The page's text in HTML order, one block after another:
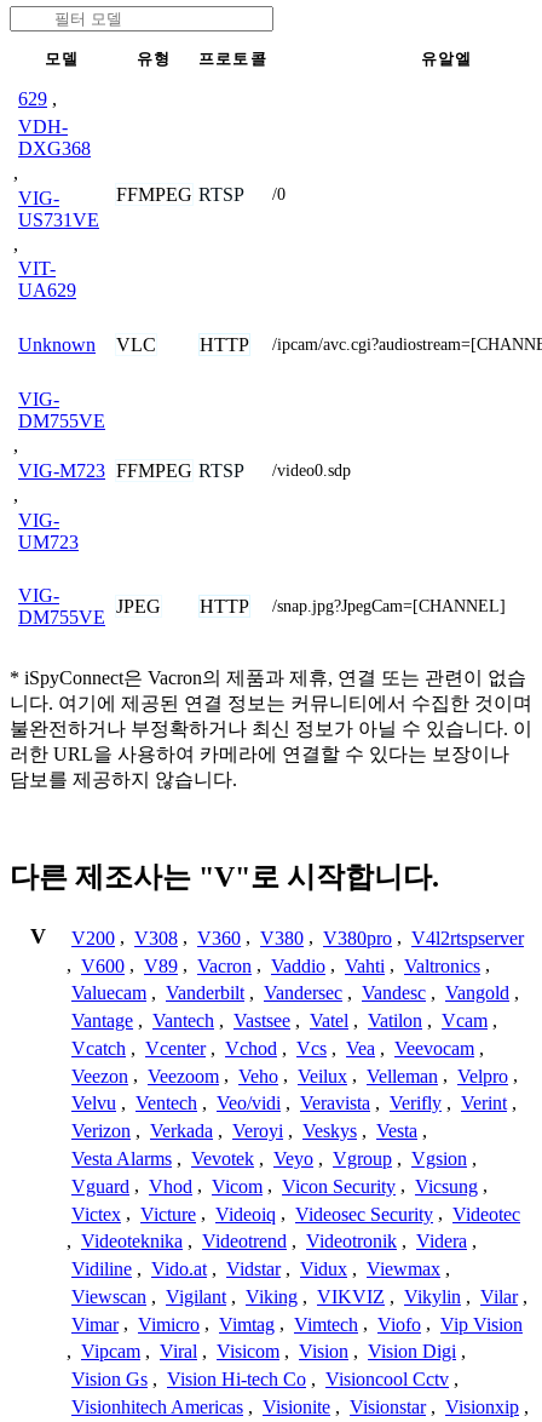
모델 유형 프로토콜 유알엘
629 ,
VDH-
DXG368
,
VIG-
US731VE
,
VIT-
UA629
FFMPEG RTSP /0
Unknown VLC HTTP /ipcam/
VIG-
DM755VE
,
VIG-M723
,
VIG-
UM723
FFMPEG RTSP /video0.sdp
VIG-
DM755VE
JPEG HTTP /snap.jpg?JpegCam=[CHANNEL]
* iSpyConnect은 Vacron의 제품과 제휴, 연결 또는 관련이 없습
니다. 여기에 제공된 연결 정보는 커뮤니티에서 수집한 것이며
불완전하거나 부정확하거나 최신 정보가 아닐 수 있습니다. 이
러한 URL을 사용하여 카메라에 연결할 수 있다는 보장이나
담보를 제공하지 않습니다.
다른 제조사는 "V"로 시작합니다.
V V200 , V308 , V360 , V380 , V380pro , V4l2rtspserver
, V600 , V89 , Vacron , Vaddio , Vahti , Valtronics ,
Valuecam , Vanderbilt , Vandersec , Vandesc , Vangold ,
Vantage , Vantech , Vastsee , Vatel , Vatilon , Vcam ,
Vcatch , Vcenter , Vchod , Vcs , Vea , Veevocam ,
Veezon , Veezoom , Veho , Veilux , Velleman , Velpro ,
Velvu , Ventech , Veo/vidi , Veravista , Verifly , Verint ,
Verizon , Verkada , Veroyi , Veskys , Vesta ,
Vesta Alarms , Vevotek , Veyo , Vgroup , Vgsion ,
Vguard , Vhod , Vicom , Vicon Security , Vicsung ,
Victex , Victure , Videoiq , Videosec Security , Videotec
, Videoteknika , Videotrend , Videotronik , Videra ,
Vidiline , Vido.at , Vidstar , Vidux , Viewmax ,
Viewscan , Vigilant , Viking , VIKVIZ , Vikylin , Vilar ,
Vimar , Vimicro , Vimtag , Vimtech , Viofo , Vip Vision
, Vipcam , Viral , Visicom , Vision , Vision Digi ,
Vision Gs , Vision Hi-tech Co , Visioncool Cctv ,
Visionhitech Americas , Visionite , Visionstar , Visionxip ,